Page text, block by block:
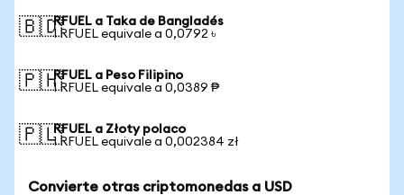
🇧🇩RFUEL a Taka de Bangladés
1 RFUEL equivale a 0,0792 ৳
🇵🇭RFUEL a Peso Filipino
1 RFUEL equivale a 0,0389 ₱
🇵🇱RFUEL a Złoty polaco
1 RFUEL equivale a 0,002384 zł
Convierte otras criptomonedas a USD